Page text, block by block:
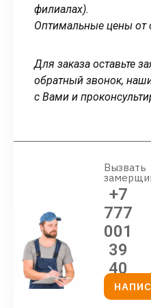
филиалах).
Оптимальные цены от
Для заказа оставьте
обратный звонок,
с Вами и
Вызвать
+7
777
001
39
40